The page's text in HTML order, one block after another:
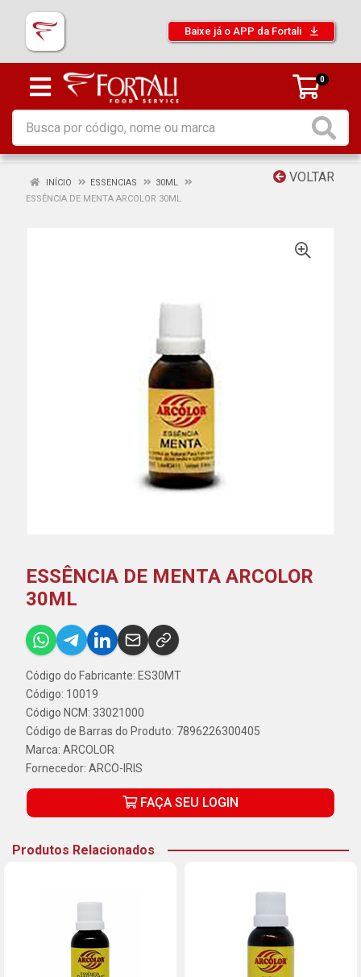
Baixe já o APP da Fortali
0
VOLTAR
INÍCIO ESSENCIAS
30ML
ESSÊNCIA DE MENTA ARCOLOR 30ML
ESSÊNCIA DE MENTA ARCOLOR
30ML
Código do Fabricante: ES30MT
Código: 10019
Código NCM: 33021000
Código de Barras do Produto: 7896226300405
Marca: ARCOLOR
Fornecedor: ARCO-IRIS
FAÇA SEU LOGIN
Produtos Relacionados